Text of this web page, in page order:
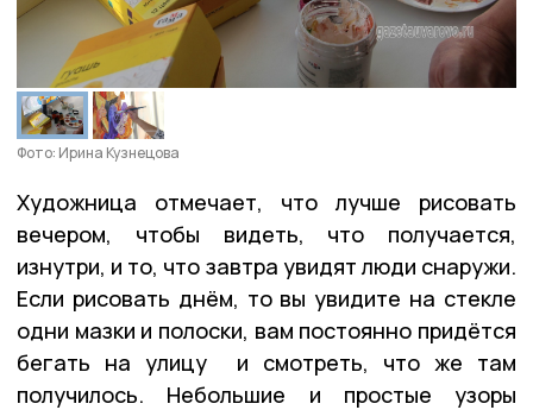
Фото: Ирина Кузнецова
Художница отмечает, что лучше рисовать
вечером, чтобы видеть, что получается,
изнутри, и то, что завтра увидят люди снаружи.
Если рисовать днём, то вы увидите на стекле
одни мазки и полоски, вам постоянно придётся
бегать на улицу и смотреть, что же там
получилось. Небольшие и простые узоры